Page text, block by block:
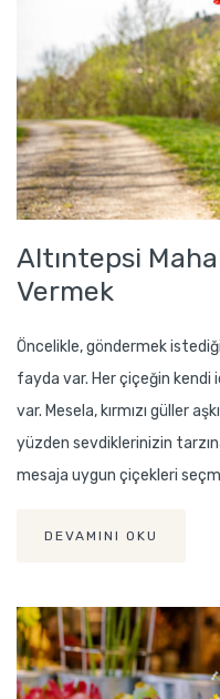
Altıntepsi
Vermek
Öncelikle, göndermek
fayda var. Her çiçeğin kendi
var. Mesela, kırmızı güller
yüzden sevdiklerinizin
mesaja uygun çiçekleri
DEVAMINI OKU